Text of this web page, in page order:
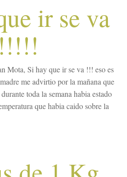
ir se va
!!!!!
Mota, Si hay que ir se va !!! eso es
me advirtio por la mañana que
toda la semana habia estado
que habia caido sobre la